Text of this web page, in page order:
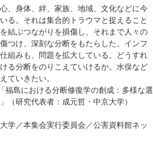
、身体、絆、家族、地域、文化などに今
る。それは集合的トラウマと捉えること
結ぶつながりを損傷し、それまで人々の
つけ、深刻な分断をもたらした。インフ
組みも、問題を拡大している。どうすれ
る分断をのりこえていけるか。水俣など
ていきたい。
福島における分断修復学の創成：多様な選
（研究代表者：成元哲・中京大学）
学／本集会実行委員会／公害資料館ネッ